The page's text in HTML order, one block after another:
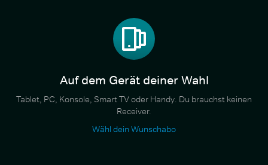
Auf dem Gerät deiner Wahl
Tablet, PC, Konsole, Smart TV oder Handy. Du brauchst keinen
Receiver.
Wähl dein Wunschabo